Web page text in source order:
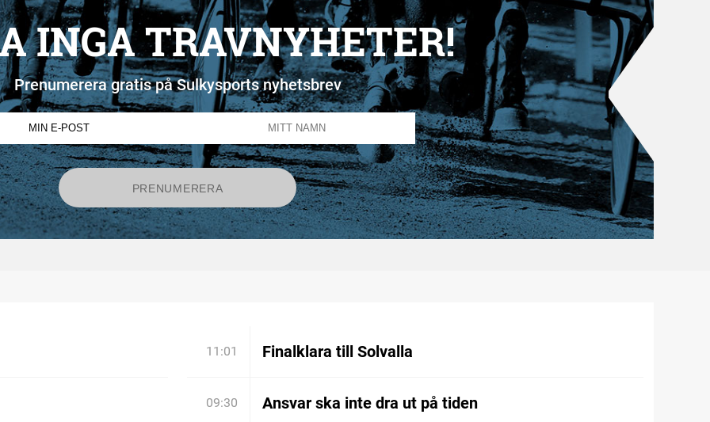
INGA TRAVNYHETER!
Prenumerera gratis på Sulkysports nyhetsbrev
11:01 Finalklara till Solvalla
09:30 Ansvar ska inte dra ut på tiden